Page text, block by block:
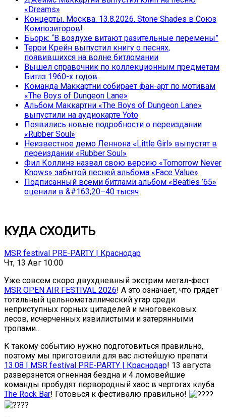
«Dreams»
Концерты. Москва. 13.8.2026. Stone Shades в Союз
Композиторов!
Бьорк: “В воздухе витают разительные перемены”
Терри Крейн выпустил книгу о песнях,
появившихся на волне битломании
Вышел справочник по коллекционным предметам
Битлз 1960-х годов
Команда Маккартни собирает фан-арт по мотивам
«The Boys of Dungeon Lane»
Альбом Маккартни «The Boys of Dungeon Lane»
выпустили на аудиокарте Yoto
Появились новые подробности о переиздании
«Rubber Soul»
Неизвестное демо Леннона «Little Girl» выпустят в
переиздании «Rubber Soul»
Фил Коллинз назвал свою версию «Tomorrow Never
Knows» забытой песней альбома «Face Value»
Подписанный всеми битлами альбом «Beatles ’65»
оценили в &#163;20–40 тысяч
КУДА СХОДИТЬ
MSR festival PRE-PARTY | Краснодар
Чт, 13 Авг 10:00
Уже совсем скоро двухдневный экстрим метал-фест
MSR OPEN AIR FESTIVAL 2026! А это означает, что грядет
тотальный цельнометаллический угар среди
неприступных горных цитаделей и многовековых
лесов, исчерченных извилистыми и затерянными
тропами…
К такому событию нужно подготовиться правильно,
поэтому мы приготовили для вас лютейшую препати
13.08 | MSR festival PRE-PARTY | Краснодар! 13 августа
разверзнется огненная бездна и 4 ломовейшие
команды пробудят первородный хаос в чертогах клуба
The Rock Bar! Готовься к фестивалю правильно!